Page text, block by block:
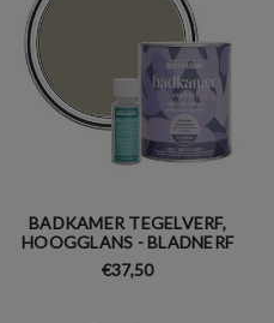
BADKAMER TEGELVERF,
HOOGGLANS - BLADNERF
€37,50